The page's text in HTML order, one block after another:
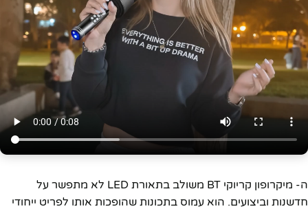
ה- מיקרופון קריוקי BT משולב בתאורת LED לא מתפשר על
חדשנות וביצועים. הוא עמוס בתכונות שהופכות אותו לפריט ייחודי